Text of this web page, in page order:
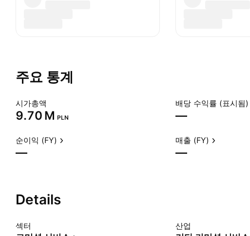
주요 통계
시가총액
‪9.70 M‬ PLN
배당 수익률 (표시됨)
—
순이익 (FY)
—
매출 (FY)
—
Details
섹터 산업